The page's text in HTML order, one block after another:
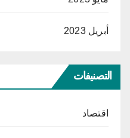
أبريل 2023
التصنيفات
اقتصاد